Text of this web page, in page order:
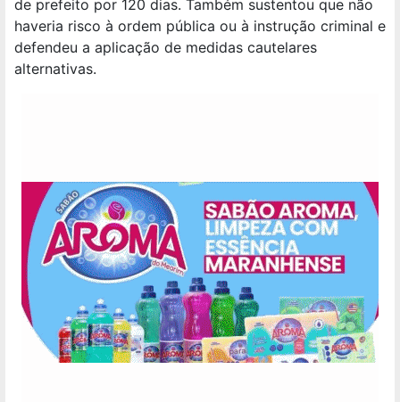
de prefeito por 120 dias. Também sustentou que não
haveria risco à ordem pública ou à instrução criminal e
defendeu a aplicação de medidas cautelares
alternativas.